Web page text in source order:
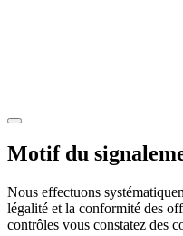
Motif du
Nous effectuons
légalité et la conformité des
contrôles vous constatez des